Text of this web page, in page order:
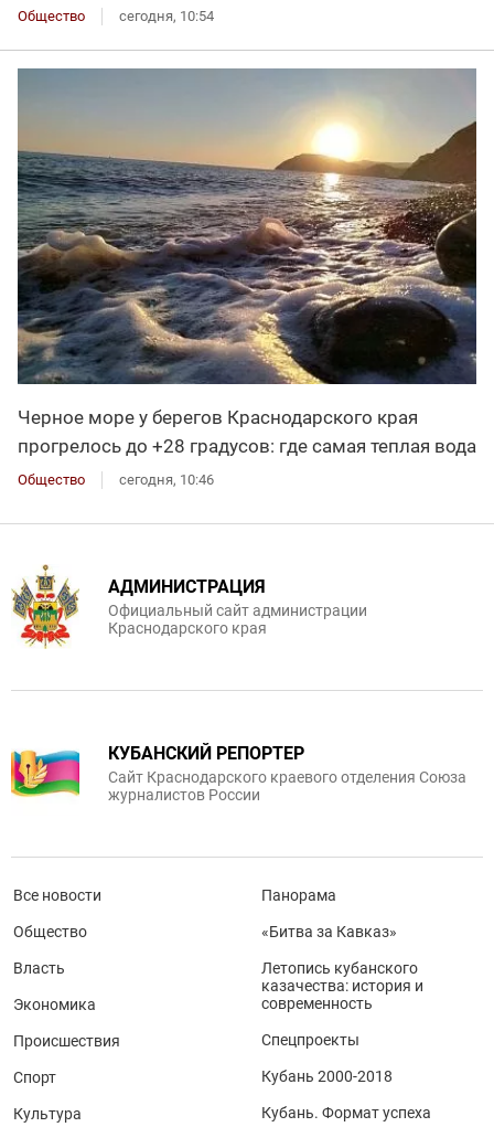
Общество сегодня, 10:54
Черное море у берегов Краснодарского края
прогрелось до +28 градусов: где самая теплая вода
Общество сегодня, 10:46
АДМИНИСТРАЦИЯ
Официальный сайт администрации
Краснодарского края
КУБАНСКИЙ РЕПОРТЕР
Сайт Краснодарского краевого отделения Союза
журналистов России
Все новости
Общество
Власть
Экономика
Происшествия
Спорт
Культура
Панорама
«Битва за Кавказ»
Летопись кубанского
казачества: история и
современность
Спецпроекты
Кубань 2000-2018
Кубань. Формат успеха